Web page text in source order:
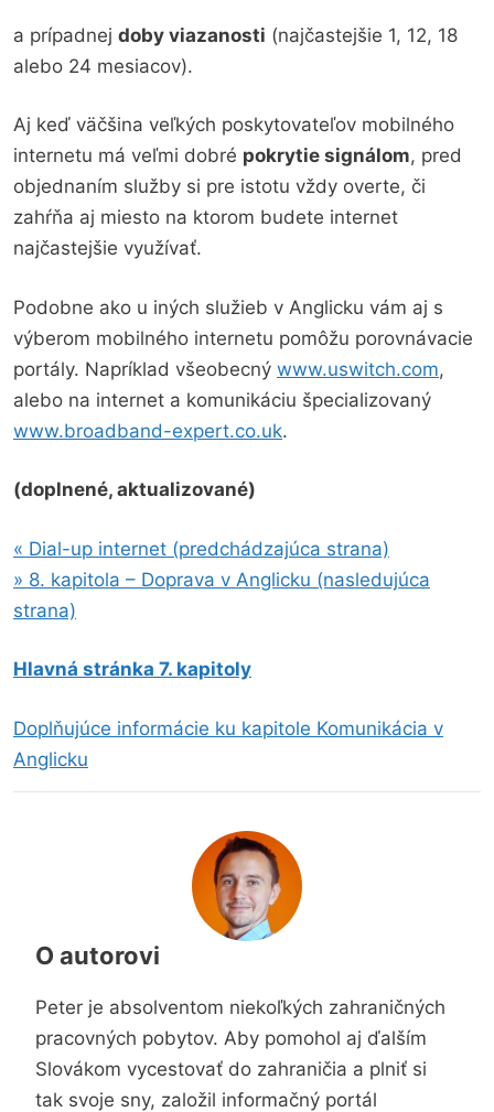
a prípadnej doby viazanosti (najčastejšie 1, 12, 18
alebo 24 mesiacov).
Aj keď väčšina veľkých poskytovateľov mobilného
internetu má veľmi dobré pokrytie signálom, pred
objednaním služby si pre istotu vždy overte, či
zahŕňa aj miesto na ktorom budete internet
najčastejšie využívať.
Podobne ako u iných služieb v Anglicku vám aj s
výberom mobilného internetu pomôžu porovnávacie
portály. Napríklad všeobecný www.uswitch.com,
alebo na internet a komunikáciu špecializovaný
www.broadband-expert.co.uk.
(doplnené, aktualizované)
« Dial-up internet (predchádzajúca strana)
» 8. kapitola – Doprava v Anglicku (nasledujúca
strana)
Hlavná stránka 7. kapitoly
Doplňujúce informácie ku kapitole Komunikácia v
Anglicku
O autorovi
Peter je absolventom niekoľkých zahraničných
pracovných pobytov. Aby pomohol aj ďalším
Slovákom vycestovať do zahraničia a plniť si
tak svoje sny, založil informačný portál